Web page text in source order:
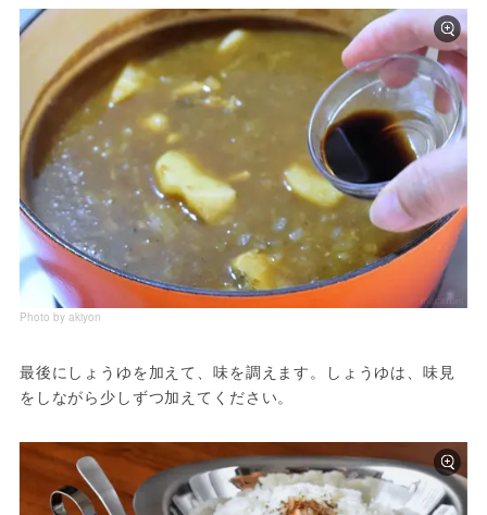
Photo by akiyon
最後にしょうゆを加えて、味を調えます。しょうゆは、味見
をしながら少しずつ加えてください。